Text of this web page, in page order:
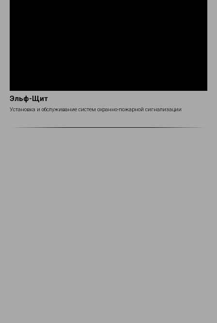
Эльф-Щит
Установка и обслуживание систем охранно-пожарной сигнализации